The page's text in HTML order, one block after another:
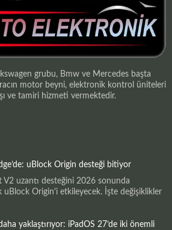
grubu, Bmw ve Mercedes başta
motor beyni, elektronik kontrol üniteleri
ve tamiri hizmeti vermektedir.
uBlock Origin desteği bitiyor
uzantı desteğini 2026 sonunda
uBlock Origin'i etkileyecek. İşte değişiklikler
yaklaştırıyor: iPadOS 27’de iki önemli